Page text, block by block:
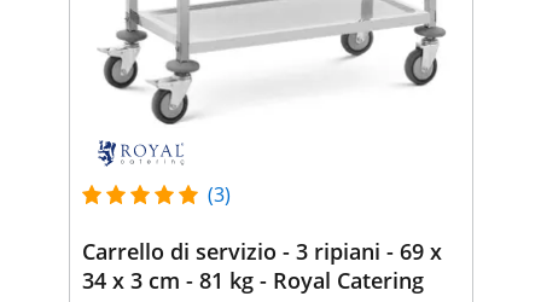
(3)
Carrello di servizio - 3 ripiani - 69 x
34 x 3 cm - 81 kg - Royal Catering